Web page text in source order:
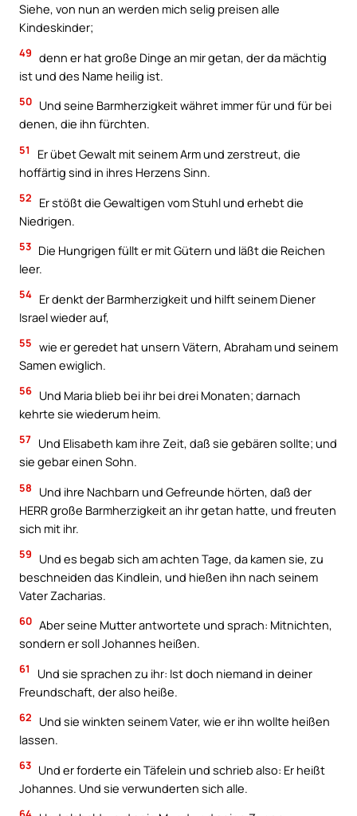
Siehe, von nun an werden mich selig preisen alle
Kindeskinder;
49 denn er hat große Dinge an mir getan, der da mächtig
ist und des Name heilig ist.
50 Und seine Barmherzigkeit währet immer für und für bei
denen, die ihn fürchten.
51
Er übet Gewalt mit seinem Arm und zerstreut, die
hoffärtig sind in ihres Herzens Sinn.
52
Er stößt die Gewaltigen vom Stuhl und erhebt die
Niedrigen.
53 Die Hungrigen füllt er mit Gütern und läßt die Reichen
leer.
54 Er denkt der Barmherzigkeit und hilft seinem Diener
Israel wieder auf,
55 wie er geredet hat unsern Vätern, Abraham und seinem
Samen ewiglich.
56 Und Maria blieb bei ihr bei drei Monaten; darnach
kehrte sie wiederum heim.
57 Und Elisabeth kam ihre Zeit, daß sie gebären sollte; und
sie gebar einen Sohn.
58
Und ihre Nachbarn und Gefreunde hörten, daß der
HERR große Barmherzigkeit an ihr getan hatte, und freuten
sich mit ihr.
59
Und es begab sich am achten Tage, da kamen sie, zu
beschneiden das Kindlein, und hießen ihn nach seinem
Vater Zacharias.
60 Aber seine Mutter antwortete und sprach: Mitnichten,
sondern er soll Johannes heißen.
61
Und sie sprachen zu ihr: Ist doch niemand in deiner
Freundschaft, der also heiße.
62
Und sie winkten seinem Vater, wie er ihn wollte heißen
lassen.
63 Und er forderte ein Täfelein und schrieb also: Er heißt
Johannes. Und sie verwunderten sich alle.